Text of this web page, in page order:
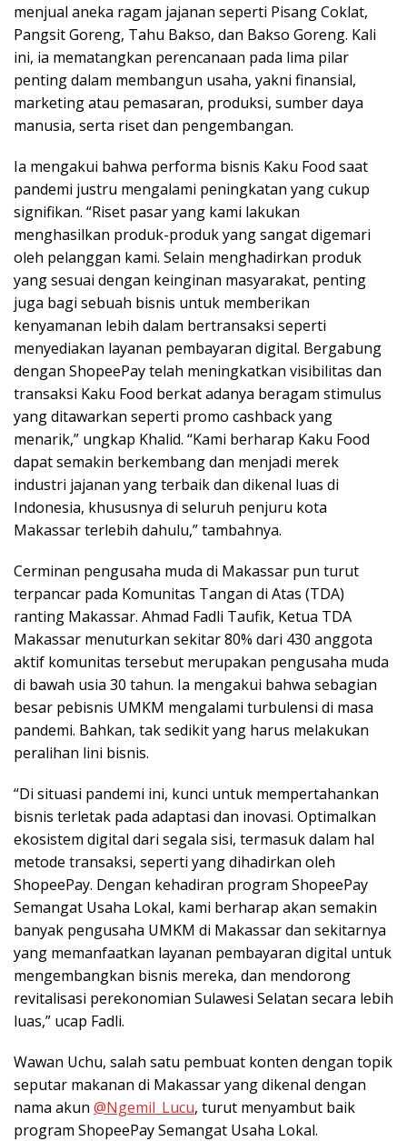
menjual aneka ragam jajanan seperti Pisang Coklat,
Pangsit Goreng, Tahu Bakso, dan Bakso Goreng. Kali
ini, ia mematangkan perencanaan pada lima pilar
penting dalam membangun usaha, yakni finansial,
marketing atau pemasaran, produksi, sumber daya
manusia, serta riset dan pengembangan.
Ia mengakui bahwa performa bisnis Kaku Food saat
pandemi justru mengalami peningkatan yang cukup
signifikan. “Riset pasar yang kami lakukan
menghasilkan produk-produk yang sangat digemari
oleh pelanggan kami. Selain menghadirkan produk
yang sesuai dengan keinginan masyarakat, penting
juga bagi sebuah bisnis untuk memberikan
kenyamanan lebih dalam bertransaksi seperti
menyediakan layanan pembayaran digital. Bergabung
dengan ShopeePay telah meningkatkan visibilitas dan
transaksi Kaku Food berkat adanya beragam stimulus
yang ditawarkan seperti promo cashback yang
menarik,” ungkap Khalid. “Kami berharap Kaku Food
dapat semakin berkembang dan menjadi merek
industri jajanan yang terbaik dan dikenal luas di
Indonesia, khususnya di seluruh penjuru kota
Makassar terlebih dahulu,” tambahnya.
Cerminan pengusaha muda di Makassar pun turut
terpancar pada Komunitas Tangan di Atas (TDA)
ranting Makassar. Ahmad Fadli Taufik, Ketua TDA
Makassar menuturkan sekitar 80% dari 430 anggota
aktif komunitas tersebut merupakan pengusaha muda
di bawah usia 30 tahun. Ia mengakui bahwa sebagian
besar pebisnis UMKM mengalami turbulensi di masa
pandemi. Bahkan, tak sedikit yang harus melakukan
peralihan lini bisnis.
“Di situasi pandemi ini, kunci untuk mempertahankan
bisnis terletak pada adaptasi dan inovasi. Optimalkan
ekosistem digital dari segala sisi, termasuk dalam hal
metode transaksi, seperti yang dihadirkan oleh
ShopeePay. Dengan kehadiran program ShopeePay
Semangat Usaha Lokal, kami berharap akan semakin
banyak pengusaha UMKM di Makassar dan sekitarnya
yang memanfaatkan layanan pembayaran digital untuk
mengembangkan bisnis mereka, dan mendorong
revitalisasi perekonomian Sulawesi Selatan secara lebih
luas,” ucap Fadli.
Wawan Uchu, salah satu pembuat konten dengan topik
seputar makanan di Makassar yang dikenal dengan
nama akun @Ngemil_Lucu, turut menyambut baik
program ShopeePay Semangat Usaha Lokal.